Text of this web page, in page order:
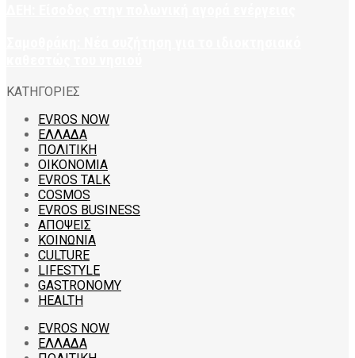
ΚΑΤΗΓΟΡΙΕΣ
EVROS NOW
ΕΛΛΑΔΑ
ΠΟΛΙΤΙΚΗ
ΟΙΚΟΝΟΜΙΑ
EVROS TALK
COSMOS
EVROS BUSINESS
ΑΠΟΨΕΙΣ
ΚΟΙΝΩΝΙΑ
CULTURE
LIFESTYLE
GASTRONOMY
HEALTH
EVROS NOW
ΕΛΛΑΔΑ